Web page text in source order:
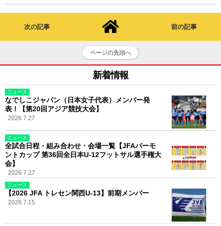
次の記事 前の記事
ページの先頭へ
新着情報
ニュース
なでしこジャパン（日本女子代表）メンバー発
表！【第20回アジア競技大会】
2026.7.27
ニュース
全試合日程・組み合わせ・会場一覧【JFAバーモ
ントカップ 第36回全日本U-12フットサル選手権大
会】
2026.7.27
ニュース
【2026 JFA トレセン関西U-13】前期メンバー
2026.7.15